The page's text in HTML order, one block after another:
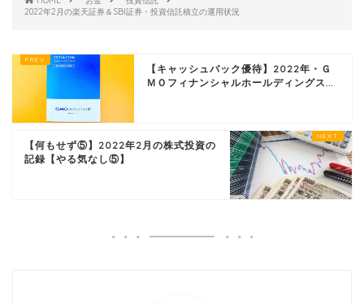
2022年2月の楽天証券＆SBI証券・投資信託積立の運用状況
【キャッシュバック優待】2022年・Ｇ
ＭＯフィナンシャルホールディングス...
【何もせず⑤】2022年2月の株式投資の
記録【やる気なし⑤】